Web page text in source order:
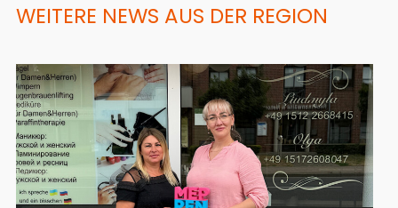
WEITERE NEWS AUS DER REGION